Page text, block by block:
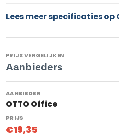
Lees meer specificaties op
PRIJS VERGELIJKEN
Aanbieders
OTTO Office
€19,35